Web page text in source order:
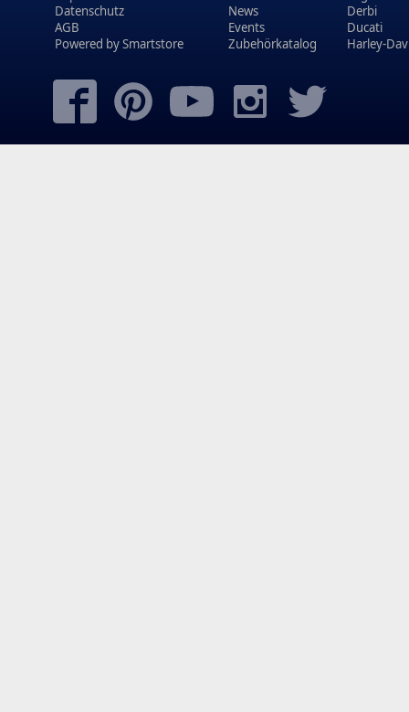
Datenschutz
AGB
Powered bySmartstore
News
Events
Zubehörkatalog
Derbi
Ducati
Harley-